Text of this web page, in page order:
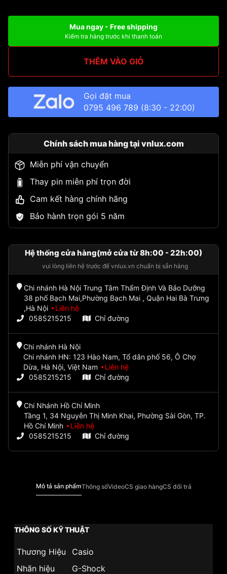
Mua ngay - Free shipping
Kiểm tra hàng trước khi thanh toán
THÊM VÀO GIỎ
Gọi đặt mua
0795 496 789 (8:30 - 22:00)
Chính sách mua hàng tại vnlux.com
Miễn phí vận chuyển
Thay pin miễn phí trọn đời
Cam kết hàng chính hãng
Bảo hành trọn gói 5 năm
Hệ thống cửa hàng(mở cửa từ 8h:00 - 22h:00)
vui lòng liên hệ trước để vnlux.vn chuẩn bị sẵn hàng
Chi nhánh Hà Nội Trung Tâm Thẩm Định Và Bảo Dưỡng
38 phố Bạch Mai,Phường Bạch Mai , Quận Hai Bà Trưng
,Hà Nội
Liên hệ
0585215215
Chỉ đường
Chi nhánh Hà Nội
Chi nhánh HN: 123 Hào Nam, Tổ dân phố 56, Ô Chợ
Dừa, Hà Nội, Việt Nam
Liên hệ
0585215215
Chỉ đường
Chi Nhánh Hồ Chí Minh
Tầng 1, 34 Nguyễn Thị Minh Khai, Phường Sài Gòn, TP.
Hồ Chí Minh
Liên hệ
0585215215
Chỉ đường
Mô tả sản phẩmThông sốVideoCS giao hàngCS đổi trả
THÔNG SỐ KỸ THUẬT
Thương Hiệu
Casio
Nhãn hiệu
G-Shock